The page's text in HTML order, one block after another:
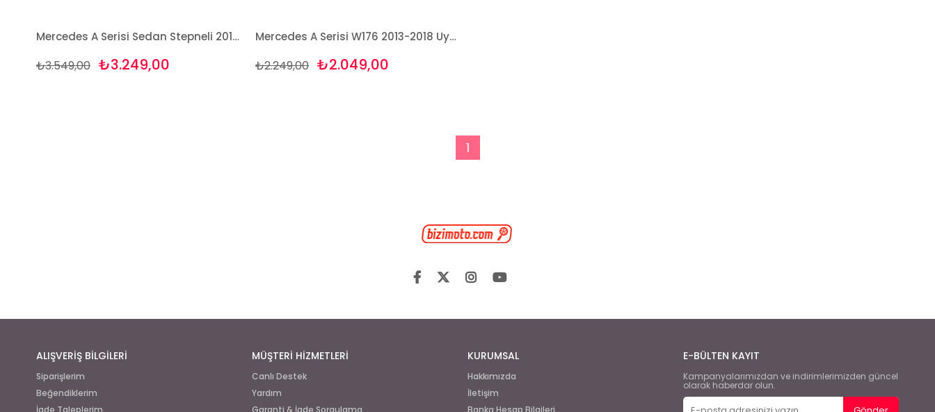
Mercedes A Serisi Sedan Stepneli 2019+ Havuzlu Paspas +Bagaj Seti Bizymo
₺3.249,00
₺3.549,00
Mercedes A Serisi W176 2013-2018 Uyumlu 4D Premium Havuzlu Paspas Bizymo
₺2.049,00
₺2.249,00
1
ALIŞVERİŞ BİLGİLERİ
Siparişlerim
Beğendiklerim
İade Taleplerim
MÜŞTERİ HİZMETLERİ
Canlı Destek
Yardım
Garanti & İade Sorgulama
KURUMSAL
Hakkımızda
İletişim
Banka Hesap Bilgileri
E-BÜLTEN KAYIT
Kampanyalarımızdan ve indirimlerimizden güncel
olarak haberdar olun.